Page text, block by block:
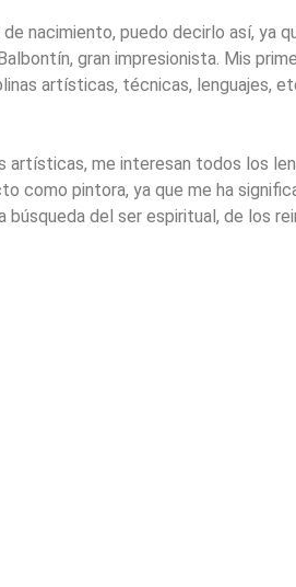
nacimiento, puedo decirlo así,
gran impresionista. Mis
artísticas, técnicas, lenguajes,
artísticas, me interesan todos los
como pintora, ya que me ha
búsqueda del ser espiritual, de los